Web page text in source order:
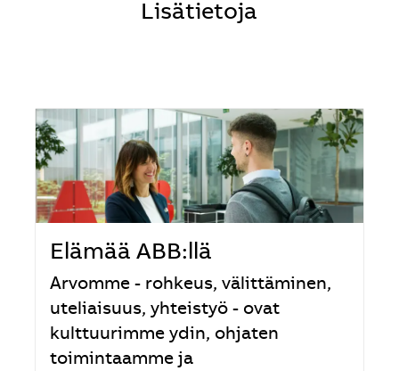
Lisätietoja
Elämää ABB:llä
Arvomme - rohkeus, välittäminen,
uteliaisuus, yhteistyö - ovat
kulttuurimme ydin, ohjaten
toimintaamme ja